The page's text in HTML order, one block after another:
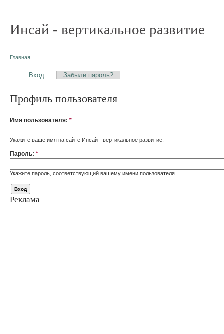
Инсай - вертикальное развитие
Главная
Вход Забыли пароль?
Профиль пользователя
Имя пользователя: *
Укажите ваше имя на сайте Инсай - вертикальное развитие.
Пароль: *
Укажите пароль, соответствующий вашему имени пользователя.
Реклама